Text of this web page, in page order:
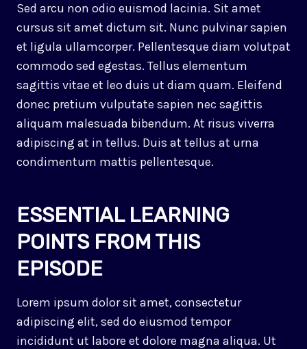
Sed arcu non odio euismod lacinia. Sit amet
cursus sit amet dictum sit. Nunc pulvinar sapien
et ligula ullamcorper. Pellentesque diam volutpat
commodo sed egestas. Tellus elementum
sagittis vitae et leo duis ut diam quam. Eleifend
donec pretium vulputate sapien nec sagittis
aliquam malesuada bibendum. At risus viverra
adipiscing at in tellus. Duis at tellus at urna
condimentum mattis pellentesque.
ESSENTIAL LEARNING
POINTS FROM THIS
EPISODE
Lorem ipsum dolor sit amet, consectetur
adipiscing elit, sed do eiusmod tempor
incididunt ut labore et dolore magna aliqua. Ut